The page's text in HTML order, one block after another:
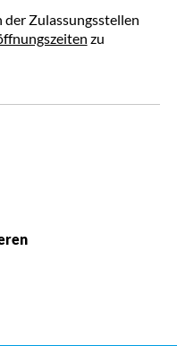
Zulassungsstellen
zu